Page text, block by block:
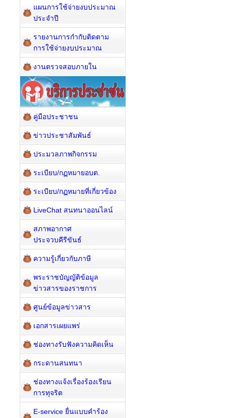
แผนการใช้จ่ายงบประมาณ
ประจำปี
รายงานการกำกับติดตาม
การใช้จ่ายงบประมาณ
งานตรวจสอบภายใน
คู่มือประชาชน
ข่าวประชาสัมพันธ์
ประมวลภาพกิจกรรม
ระเบียบ/กฏหมายอบต.
ระเบียบ/กฏหมายที่เกี่ยวข้อง
LiveChat สนทนาออนไลน์
สภาพอากาศ
ประจวบคีรีขันธ์
ความรู้เกี่ยวกับภาษี
พระราชบัญญัติข้อมูล
ข่าวสารของราชการ
ศูนย์ข้อมูลข่าวสาร
เอกสารเผยแพร่
ช่องทางรับฟังความคิดเห็น
กระดานสนทนา
ช่องทางแจ้งเรื่องร้องเรียน
การทุจริต
E-service ยื่นแบบคำร้อง